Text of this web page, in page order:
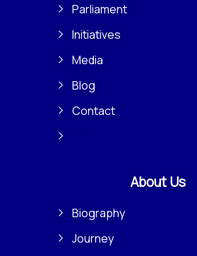
Parliament
Initiatives
Media
Blog
Contact
About Us
Biography
Journey